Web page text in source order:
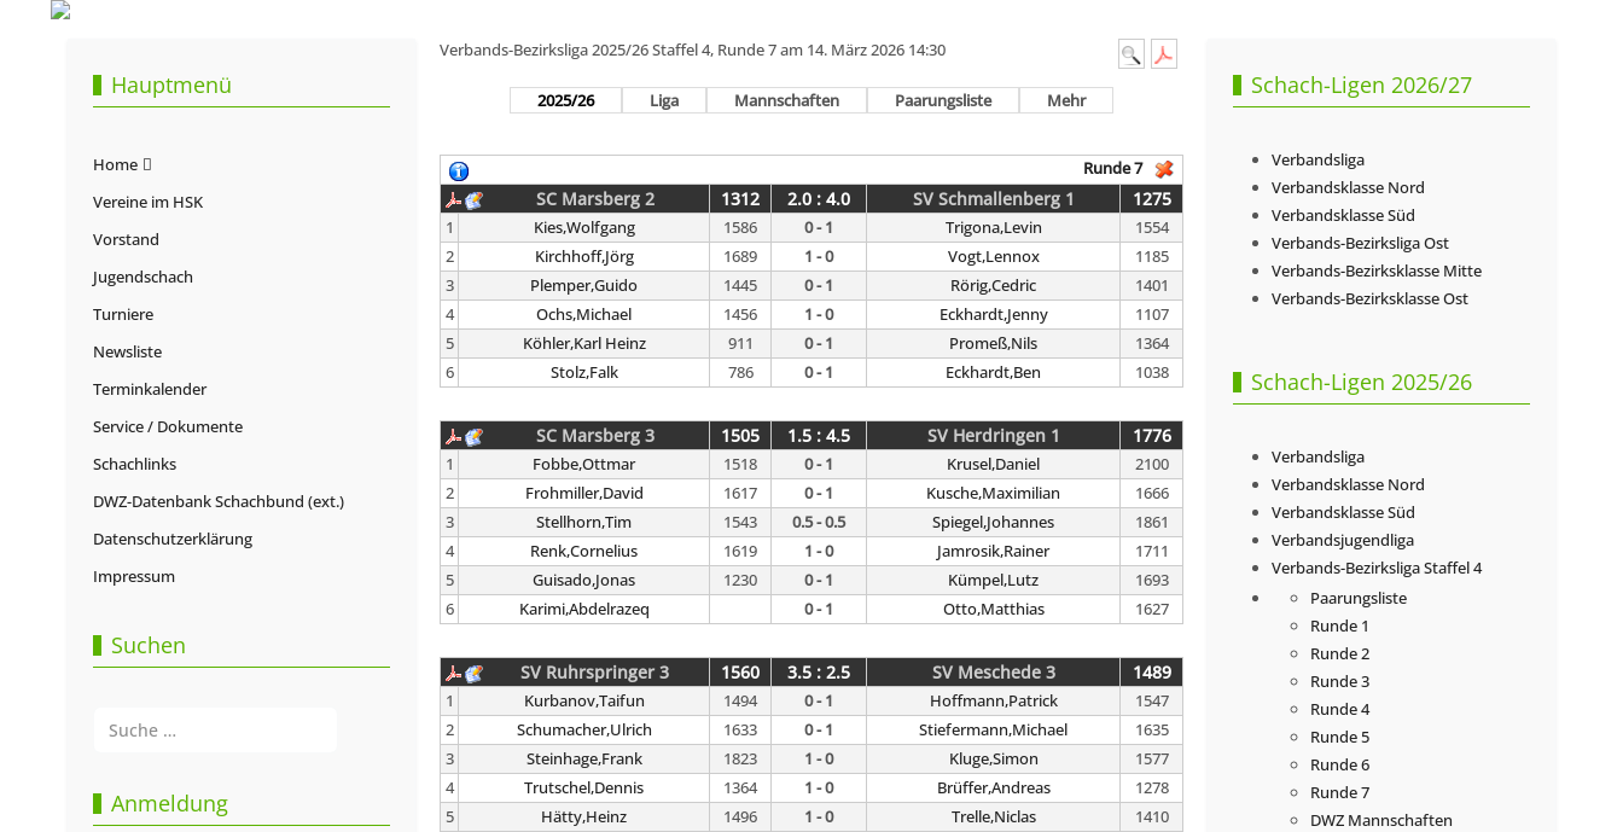
Hauptmenü
Home
Vereine im HSK
Vorstand
Jugendschach
Turniere
Newsliste
Terminkalender
Service / Dokumente
Schachlinks
DWZ-Datenbank Schachbund (ext.)
Datenschutzerklärung
Impressum
Suchen
Anmeldung
Verbands-Bezirksliga 2025/26 Staffel 4, Runde 7 am 14. März 2026 14:30
2025/26 Liga Mannschaften Paarungsliste Mehr
Runde 7
SC Marsberg 2 1312 2.0 : 4.0 SV Schmallenberg 1 1275
1 Kies,Wolfgang 1586 0 - 1 Trigona,Levin
1554
2
Kirchhoff,Jörg 1689 1 - 0 Vogt,Lennox
1185
3
Plemper,Guido 1445 0 - 1 Rörig,Cedric
1401
4
Ochs,Michael 1456 1 - 0 Eckhardt,Jenny
1107
5
Köhler,Karl Heinz 911 0 - 1 Promeß,Nils
1364
6
Stolz,Falk 786 0 - 1 Eckhardt,Ben 1038
SC Marsberg 3 1505 1.5 : 4.5 SV Herdringen 1 1776
1 Fobbe,Ottmar 1518 0 - 1 Krusel,Daniel
2100
2
Frohmiller,David 1617 0 - 1 Kusche,Maximilian
1666
3
Stellhorn,Tim 1543 0.5 - 0.5 Spiegel,Johannes
1861
4
Renk,Cornelius 1619 1 - 0 Jamrosik,Rainer
1711
5
Guisado,Jonas 1230 0 - 1 Kümpel,Lutz
1693
6
Karimi,Abdelrazeq 0 - 1 Otto,Matthias 1627
SV Ruhrspringer 3 1560 3.5 : 2.5 SV Meschede 3 1489
1 Kurbanov,Taifun 1494 0 - 1 Hoffmann,Patrick
1547
2
Schumacher,Ulrich 1633 0 - 1 Stiefermann,Michael
1635
3
Steinhage,Frank 1823 1 - 0 Kluge,Simon
1577
4
Trutschel,Dennis 1364 1 - 0 Brüffer,Andreas
1278
5
Hätty,Heinz 1496 1 - 0 Trelle,Niclas
1410
Schach-Ligen 2026/27
Verbandsliga
Verbandsklasse Nord
Verbandsklasse Süd
Verbands-Bezirksliga Ost
Verbands-Bezirksklasse Mitte
Verbands-Bezirksklasse Ost
Schach-Ligen 2025/26
Verbandsliga
Verbandsklasse Nord
Verbandsklasse Süd
Verbandsjugendliga
Verbands-Bezirksliga Staffel 4
Paarungsliste
Runde 1
Runde 2
Runde 3
Runde 4
Runde 5
Runde 6
Runde 7
DWZ Mannschaften